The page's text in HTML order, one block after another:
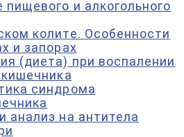
пищевого и алкогольного
колите. Особенности
и запорах
(диета) при воспалении
кишечника
синдрома
анализ на антитела